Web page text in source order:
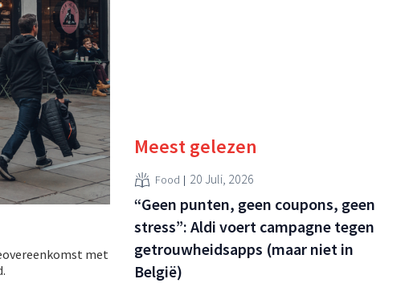
met
Meest gelezen
Food 20 Juli, 2026
“Geen punten, geen coupons, geen
stress”: Aldi voert campagne tegen
getrouwheidsapps (maar niet in
België)